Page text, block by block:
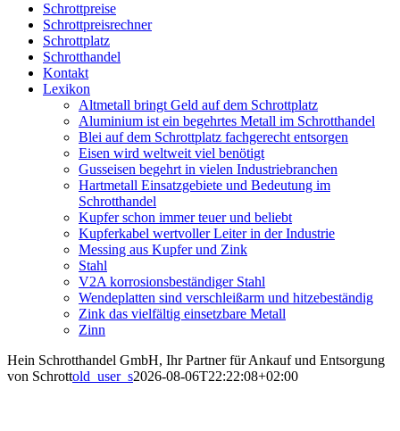
Schrottpreise
Schrottpreisrechner
Schrottplatz
Schrotthandel
Kontakt
Lexikon
Altmetall bringt Geld auf dem Schrottplatz
Aluminium ist ein begehrtes Metall im Schrotthandel
Blei auf dem Schrottplatz fachgerecht entsorgen
Eisen wird weltweit viel benötigt
Gusseisen begehrt in vielen Industriebranchen
Hartmetall Einsatzgebiete und Bedeutung im
Schrotthandel
Kupfer schon immer teuer und beliebt
Kupferkabel wertvoller Leiter in der Industrie
Messing aus Kupfer und Zink
Stahl
V2A korrosionsbeständiger Stahl
Wendeplatten sind verschleißarm und hitzebeständig
Zink das vielfältig einsetzbare Metall
Zinn
Hein Schrotthandel GmbH, Ihr Partner für Ankauf und Entsorgung
von Schrottold_user_s2026-08-06T22:22:08+02:00